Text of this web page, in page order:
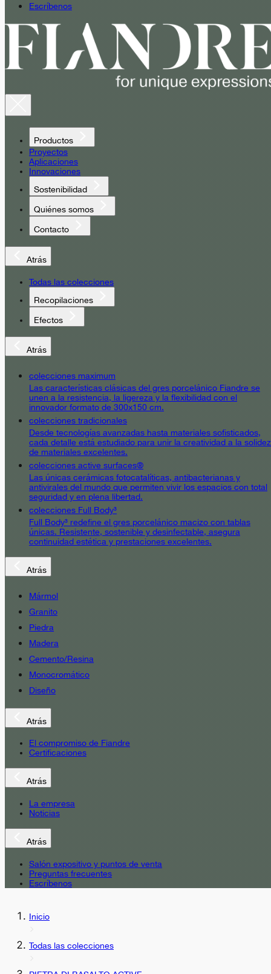
Escríbenos
Productos
Proyectos
Aplicaciones
Innovaciones
Sostenibilidad
Quiénes somos
Contacto
Atrás
Todas las colecciones
Recopilaciones
Efectos
Atrás
colecciones maximum
Las características clásicas del gres porcelánico Fiandre se
unen a la resistencia, la ligereza y la flexibilidad con el
innovador formato de 300x150 cm.
colecciones tradicionales
Desde tecnologías avanzadas hasta materiales sofisticados,
cada detalle está estudiado para unir la creatividad a la solidez
de materiales excelentes.
colecciones active surfaces®
Las únicas cerámicas fotocatalíticas, antibacterianas y
antivirales del mundo que permiten vivir los espacios con total
seguridad y en plena libertad.
colecciones Full Body³
Full Body³ redefine el gres porcelánico macizo con tablas
únicas. Resistente, sostenible y desinfectable, asegura
continuidad estética y prestaciones excelentes.
Atrás
Mármol
Granito
Piedra
Madera
Cemento/Resina
Monocromático
Diseño
Atrás
El compromiso de Fiandre
Certificaciones
Atrás
La empresa
Noticias
Atrás
Salón expositivo y puntos de venta
Preguntas frecuentes
Escríbenos
Inicio
Todas las colecciones